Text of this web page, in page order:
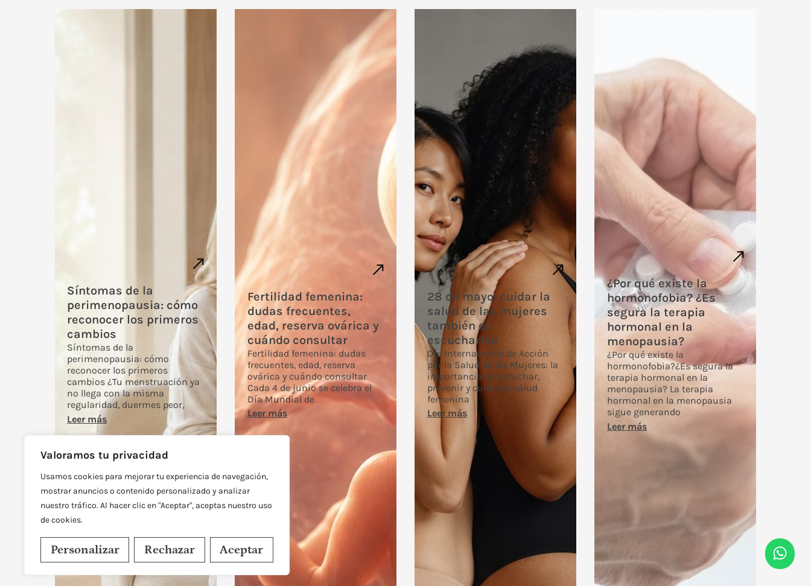
Valoramos tu privacidad
Usamos cookies para mejorar tu experiencia de navegación,
mostrar anuncios o contenido personalizado y analizar
nuestro tráfico. Al hacer clic en "Aceptar", aceptas nuestro uso
de cookies.
Personalizar Rechazar Aceptar
Síntomas de la
perimenopausia: cómo
reconocer los primeros
cambios
Síntomas de la
perimenopausia: cómo
reconocer los primeros
cambios ¿Tu menstruación ya
no llega con la misma
regularidad, duermes peor,
Leer más
Fertilidad femenina:
dudas frecuentes,
edad, reserva ovárica y
cuándo consultar
Fertilidad femenina: dudas
frecuentes, edad, reserva
ovárica y cuándo consultar
Cada 4 de junio se celebra el
Día Mundial de
Leer más
28 de mayo: cuidar la
salud de las mujeres
también es
escucharlas
Día Internacional de Acción
por la Salud de las Mujeres: la
importancia de escuchar,
prevenir y cuidar la salud
femenina
Leer más
¿Por qué existe la
hormonofobia? ¿Es
segura la terapia
hormonal en la
menopausia?
¿Por qué existe la
hormonofobia?¿Es segura la
terapia hormonal en la
menopausia? La terapia
hormonal en la menopausia
sigue generando
Leer más